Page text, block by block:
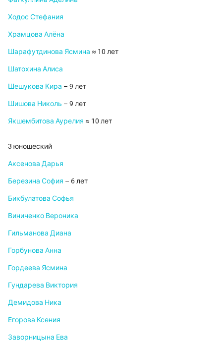
Ходос Стефания
Храмцова Алёна
Шарафутдинова Ясмина ≈ 10 лет
Шатохина Алиса
Шешукова Кира – 9 лет
Шишова Николь – 9 лет
Якшембитова Аурелия ≈ 10 лет
3 юношеский
Аксенова Дарья
Березина София – 6 лет
Бикбулатова Софья
Виниченко Вероника
Гильманова Диана
Горбунова Анна
Гордеева Ясмина
Гундарева Виктория
Демидова Ника
Егорова Ксения
Заворницына Ева